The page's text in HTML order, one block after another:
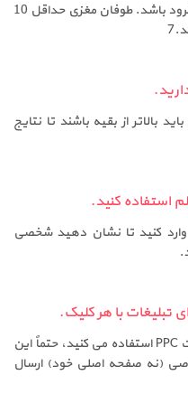
عنوان ها شاید مهمترین عناصر صفحه فرود باشد. طوفان مغزی حداقل 10
بالاتر از بقیه باشند تا نتایج
استفاده کنید.
کنید تا نشان دهید شخصی
تبلیغات با هر کلیک.
اگر از AdWords یا شکل دیگری از تبلیغات PPC استفاده می کنید، حتماً این
(نه صفحه اصلی خود) ارسال